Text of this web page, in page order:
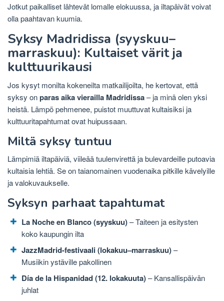
Jotkut paikalliset lähtevät lomalle elokuussa, ja iltapäivät voivat
olla paahtavan kuumia.
Syksy Madridissa (syyskuu–
marraskuu): Kultaiset värit ja
kulttuurikausi
Jos kysyt monilta kokeneilta matkailijoilta, he kertovat, että
syksy onparas aika vierailla Madridissa– ja minä olen yksi
heistä. Lämpö pehmenee, puistot muuttuvat kultaisiksi ja
kulttuuritapahtumat ovat huipussaan.
Miltä syksy tuntuu
Lämpimiä iltapäiviä, viileää tuulenvirettä ja bulevardeille putoavia
kultaisia ​​lehtiä. Se on taianomainen vuodenaika pitkille kävelyille
ja valokuvaukselle.
Syksyn parhaat tapahtumat
La Noche en Blanco (syyskuu)– Taiteen ja esitysten
koko kaupungin ilta
JazzMadrid-festivaali (lokakuu–marraskuu)–
Musiikin ystäville pakollinen
Día de la Hispanidad (12. lokakuuta)– Kansallispäivän
juhlat